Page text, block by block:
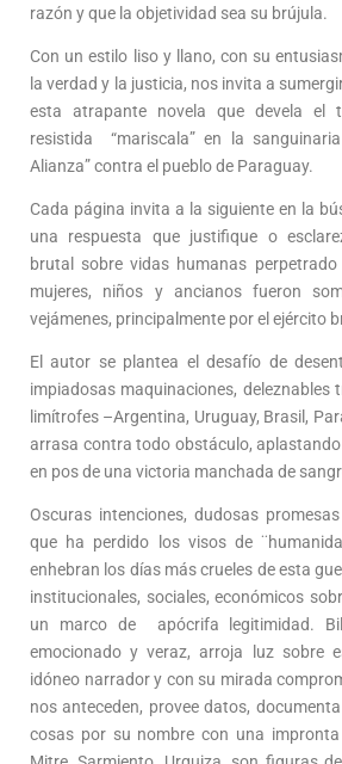
razón y que la objetividad sea su brújula.
Con un estilo liso y llano, con su
la verdad y la justicia, nos invita a
esta atrapante novela que devela el
resistida “mariscala” en la
Alianza” contra el pueblo de Paraguay.
Cada página invita a la siguiente en la
una respuesta que justifique o
brutal sobre vidas humanas
mujeres, niños y ancianos fueron
vejámenes, principalmente por el ejército
El autor se plantea el desafío de
impiadosas maquinaciones, deleznables
limítrofes –Argentina, Uruguay, Brasil,
arrasa contra todo obstáculo,
en pos de una victoria manchada de
Oscuras intenciones, dudosas
que ha perdido los visos de
enhebran los días más crueles de esta
institucionales, sociales, económicos
un marco de apócrifa legitimidad.
emocionado y veraz, arroja luz sobre
idóneo narrador y con su mirada
nos anteceden, provee datos,
cosas por su nombre con una